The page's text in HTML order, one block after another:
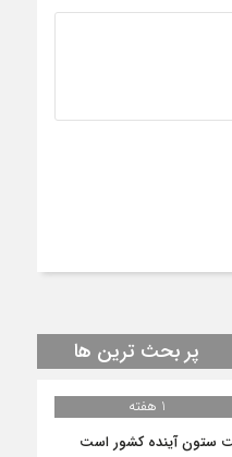
پر بحث ترین ها
1 هفته
ستون آینده کشور است